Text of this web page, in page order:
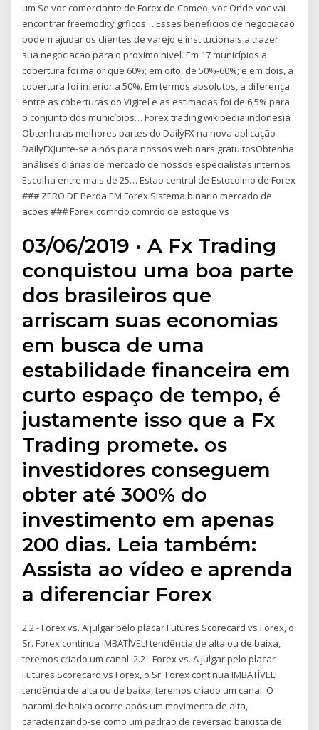
um Se voc comerciante de Forex de Comeo, voc Onde voc vai
encontrar freemodity grficos… Esses beneficios de negociacao
podem ajudar os clientes de varejo e institucionais a trazer
sua negociacao para o proximo nivel. Em 17 municípios a
cobertura foi maior que 60%; em oito, de 50%-60%; e em dois, a
cobertura foi inferior a 50%. Em termos absolutos, a diferença
entre as coberturas do Vigitel e as estimadas foi de 6,5% para
o conjunto dos municípios… Forex trading wikipedia indonesia
Obtenha as melhores partes do DailyFX na nova aplicação
DailyFXJunte-se a nós para nossos webinars gratuitosObtenha
análises diárias de mercado de nossos especialistas internos
Escolha entre mais de 25… Estao central de Estocolmo de Forex
### ZERO DE Perda EM Forex Sistema binario mercado de
acoes ### Forex comrcio comrcio de estoque vs
03/06/2019 · A Fx Trading
conquistou uma boa parte
dos brasileiros que
arriscam suas economias
em busca de uma
estabilidade financeira em
curto espaço de tempo, é
justamente isso que a Fx
Trading promete. os
investidores conseguem
obter até 300% do
investimento em apenas
200 dias. Leia também:
Assista ao vídeo e aprenda
a diferenciar Forex
2.2 - Forex vs. A julgar pelo placar Futures Scorecard vs Forex, o
Sr. Forex continua IMBATÍVEL! tendência de alta ou de baixa,
teremos criado um canal. 2.2 - Forex vs. A julgar pelo placar
Futures Scorecard vs Forex, o Sr. Forex continua IMBATÍVEL!
tendência de alta ou de baixa, teremos criado um canal. O
harami de baixa ocorre após um movimento de alta,
caracterizando-se como um padrão de reversão baixista de